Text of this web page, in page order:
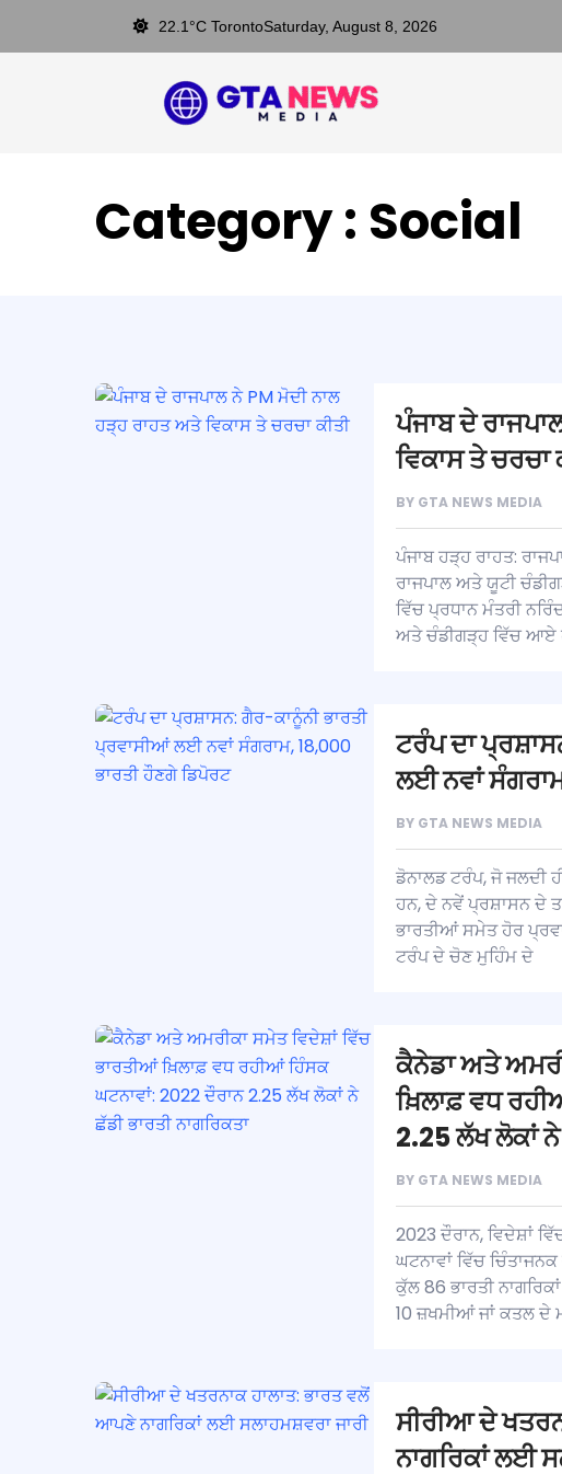
22.1°C TorontoSaturday, August 8, 2026
Category : Social
ਪੰਜਾਬ ਦੇ
ਵਿਕਾਸ ਤੇ ਚਰਚਾ
BY GTA NEWS MEDIA
ਪੰਜਾਬ ਹੜ੍ਹ ਰਾਹਤ:
ਰਾਜਪਾਲ ਅਤੇ ਯੂਟੀ
ਵਿੱਚ ਪ੍ਰਧਾਨ ਮੰਤਰੀ
ਅਤੇ ਚੰਡੀਗੜ੍ਹ ਵਿੱਚ ਆਏ
ਟਰੰਪ ਦਾ
ਲਈ ਨਵਾਂ
BY GTA NEWS MEDIA
ਡੋਨਾਲਡ ਟਰੰਪ, ਜੋ ਜਲਦੀ
ਹਨ, ਦੇ ਨਵੇਂ ਪ੍ਰਸ਼ਾਸਨ ਦੇ
ਭਾਰਤੀਆਂ ਸਮੇਤ ਹੋਰ
ਟਰੰਪ ਦੇ ਚੋਣ ਮੁਹਿੰਮ ਦੇ
ਕੈਨੇਡਾ ਅਤੇ
ਖ਼ਿਲਾਫ਼ ਵਧ
2.25 ਲੱਖ ਲੋਕਾਂ ਨੇ
BY GTA NEWS MEDIA
2023 ਦੌਰਾਨ, ਵਿਦੇਸ਼ਾਂ
ਘਟਨਾਵਾਂ ਵਿੱਚ
ਕੁੱਲ 86 ਭਾਰਤੀ
10 ਜ਼ਖਮੀਆਂ ਜਾਂ ਕਤਲ ਦੇ
ਸੀਰੀਆ ਦੇ
ਨਾਗਰਿਕਾਂ ਲਈ